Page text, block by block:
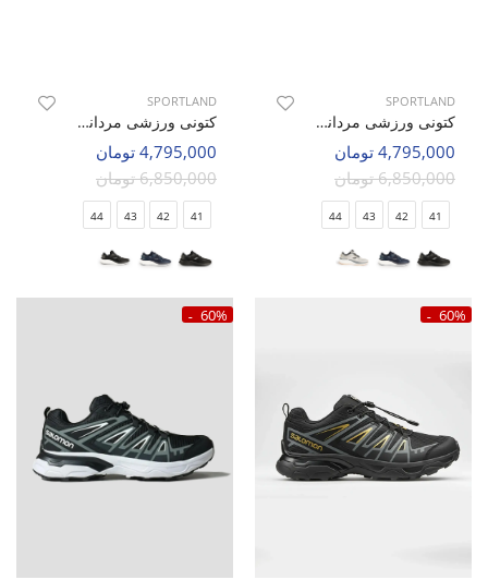
SPORTLAND
کتونی ورزشی مردانه اسپورتلند AeroNix M
4,795,000 تومان
6,850,000 تومان
41
42
43
44
SPORTLAND
کتونی ورزشی مردانه اسپورتلند AeroNix M
4,795,000 تومان
6,850,000 تومان
41
42
43
44
60%
60%